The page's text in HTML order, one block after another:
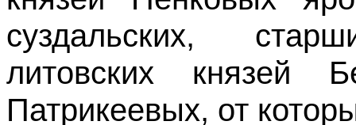
суздальских,
литовских князей
Патрикеевых, от